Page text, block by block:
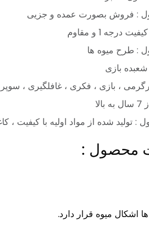
: فروش بصورت عمده و جزیی
درجه 1 و مقاوم
: طرح میوه ها
بازی
، بازی ، فکری ، غافلگیری ،
شده از مواد اولیه با کیفیت ،
محصول :
اشکال میوه قرار دارد.